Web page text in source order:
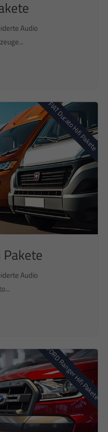
Audio
FIAT Ducato Hifi Pakete
Pakete
Audio
FORD Ranger Hifi Pakete